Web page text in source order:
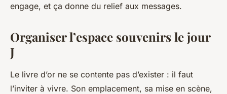
engage, et ça donne du relief aux messages.
Organiser l’espace souvenirs le jour
J
Le livre d’or ne se contente pas d’exister : il faut
l’inviter à vivre. Son emplacement, sa mise en scène,